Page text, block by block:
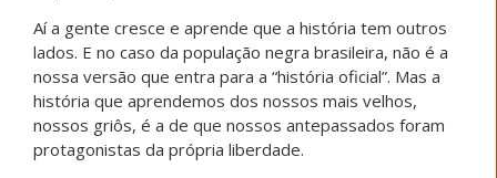
Aí a gente cresce e aprende que a história tem outros
lados. E no caso da população negra brasileira, não é a
nossa versão que entra para a “história oficial”. Mas a
história que aprendemos dos nossos mais velhos,
nossos griôs, é a de que nossos antepassados foram
protagonistas da própria liberdade.